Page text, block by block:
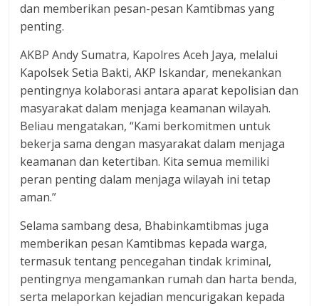
dan memberikan pesan-pesan Kamtibmas yang
penting.
AKBP Andy Sumatra, Kapolres Aceh Jaya, melalui
Kapolsek Setia Bakti, AKP Iskandar, menekankan
pentingnya kolaborasi antara aparat kepolisian dan
masyarakat dalam menjaga keamanan wilayah.
Beliau mengatakan, “Kami berkomitmen untuk
bekerja sama dengan masyarakat dalam menjaga
keamanan dan ketertiban. Kita semua memiliki
peran penting dalam menjaga wilayah ini tetap
aman.”
Selama sambang desa, Bhabinkamtibmas juga
memberikan pesan Kamtibmas kepada warga,
termasuk tentang pencegahan tindak kriminal,
pentingnya mengamankan rumah dan harta benda,
serta melaporkan kejadian mencurigakan kepada